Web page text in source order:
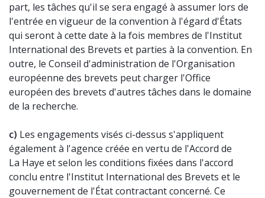
part, les tâches qu'il se sera engagé à assumer lors de
l'entrée en vigueur de la convention à l'égard d'États
qui seront à cette date à la fois membres de l'Institut
International des Brevets et parties à la convention. En
outre, le Conseil d'administration de l'Organisation
européenne des brevets peut charger l'Office
européen des brevets d'autres tâches dans le domaine
de la recherche.
c) Les engagements visés ci-dessus s'appliquent
également à l'agence créée en vertu de l'Accord de
La Haye et selon les conditions fixées dans l'accord
conclu entre l'Institut International des Brevets et le
gouvernement de l'État contractant concerné. Ce